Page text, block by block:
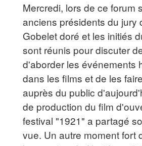
Mercredi, lors de ce forum
anciens présidents du jury
Gobelet doré et les initiés
sont réunis pour discuter
d'aborder les événements
dans les films et de les
auprès du public
de production du film
festival "1921" a partagé
vue. Un autre moment fort